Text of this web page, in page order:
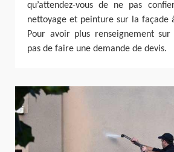
qu’attendez-vous de ne pas
nettoyage et peinture sur la façade
Pour avoir plus renseignement sur
pas de faire une demande de devis.